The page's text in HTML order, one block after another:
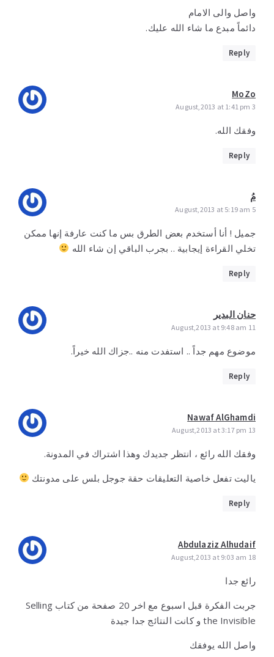
واصل والى الامام
دائماً مبدع ما شاء الله عليك.
Reply
MoZo
وفقك الله.
Reply
مُ
جميل ! أنا أستخدم بعض الطرق بس ما كنت عارفة إنها ممكن
تخلي القراءة إيجابية .. بجرب الباقي إن شاء الله
Reply
حنان البدير
11 August,2013 at 9:48 am
موضوع مهم جداً .. استفدت منه ..جزاك الله خيراً.
Reply
Nawaf AlGhamdi
13 August,2013 at 3:17 pm
وفقك الله رائع ، انتظر جديدك وهذا اشتراك في المدونة.
ياليت تفعل خاصية التعليقات حقة جوجل بلس على مدونتك
Reply
Abdulaziz Alhudaif
18 August,2013 at 9:03 am
رائع جدا
جربت الفكرة قبل اسبوع مع اخر 20 صفحة من كتاب Selling
the Invisible و كانت النتائج جدا جيدة
واصل الله يوفقك